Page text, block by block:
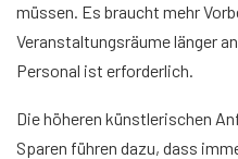
müssen. Es braucht mehr
Veranstaltungsräume länger
Personal ist erforderlich.
Die höheren künstlerischen
Sparen führen dazu, dass